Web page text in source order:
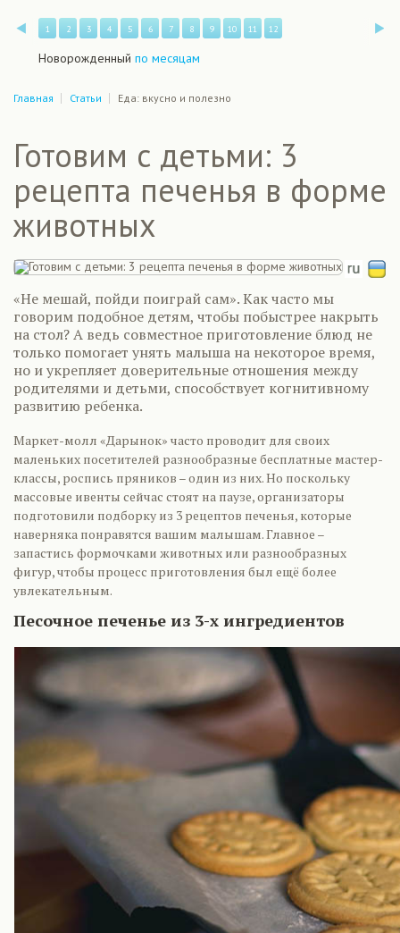
Назад
1 2 3 4 5 6 7 8 9 10 11 12
Новорожденный по месяцам
Главная Статьи Еда: вкусно и полезно
Готовим с детьми: 3
рецепта печенья в форме
животных
«Не мешай, пойди поиграй сам». Как часто мы
говорим подобное детям, чтобы побыстрее накрыть
на стол? А ведь совместное приготовление блюд не
только помогает унять малыша на некоторое время,
но и укрепляет доверительные отношения между
родителями и детьми, способствует когнитивному
развитию ребенка.
Маркет-молл «Дарынок» часто проводит для своих
маленьких посетителей разнообразные бесплатные мастер-
классы, роспись пряников – один из них. Но поскольку
массовые ивенты сейчас стоят на паузе, организаторы
подготовили подборку из 3 рецептов печенья, которые
наверняка понравятся вашим малышам. Главное –
запастись формочками животных или разнообразных
фигур, чтобы процесс приготовления был ещё более
увлекательным.
Песочное печенье из 3-х ингредиентов